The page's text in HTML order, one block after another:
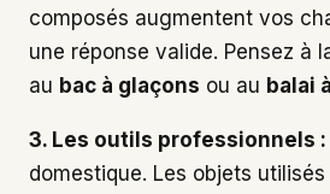
composés augmentent vos
une réponse valide. Pensez à
au bac à glaçons ou au balai
3. Les outils professionnels :
domestique. Les objets